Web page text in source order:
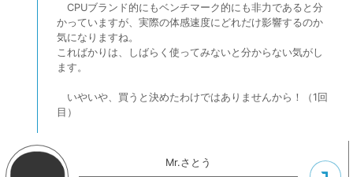
CPUブランド的にもベンチマーク的にも非力であると分
かっていますが、実際の体感速度にどれだけ影響するのか
気になりますね。
こればかりは、しばらく使ってみないと分からない気がし
ます。
いやいや、買うと決めたわけではありませんから！（1回
目）
Mr.さとう